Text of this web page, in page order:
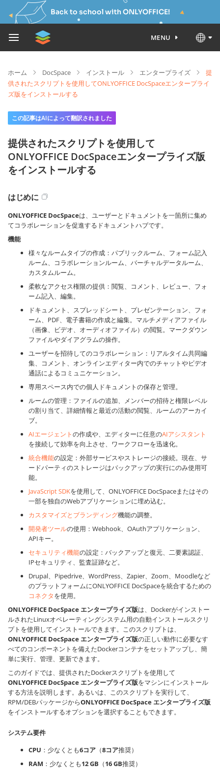
Back to school with ONLYOFFICE!
MENU
ホーム DocSpace インストール エンタープライズ
提
供されたスクリプトを使用してONLYOFFICE DocSpaceエンタープライ
ズ版をインストールする
この記事はAIによって翻訳されました
提供されたスクリプトを使用して
ONLYOFFICE DocSpaceエンタープライズ版
をインストールする
はじめに
ONLYOFFICE DocSpaceは、ユーザーとドキュメントを一箇所に集め
てコラボレーションを促進するドキュメントハブです。
機能
様々なルームタイプの作成：パブリックルーム、フォーム記入
ルーム、コラボレーションルーム、バーチャルデータルーム、
カスタムルーム。
柔軟なアクセス権限の提供：閲覧、コメント、レビュー、フォ
ーム記入、編集。
ドキュメント、スプレッドシート、プレゼンテーション、フォ
ーム、PDF、電子書籍の作成と編集。マルチメディアファイル
（画像、ビデオ、オーディオファイル）の閲覧。マークダウン
ファイルやダイアグラムの操作。
ユーザーを招待してのコラボレーション：リアルタイム共同編
集、コメント、オンラインエディター内でのチャットやビデオ
通話によるコミュニケーション。
専用スペース内での個人ドキュメントの保存と管理。
ルームの管理：ファイルの追加、メンバーの招待と権限レベル
の割り当て、詳細情報と最近の活動の閲覧、ルームのアーカイ
ブ。
AIエージェントの作成や、エディターに任意のAIアシスタント
を接続して効率を向上させ、ワークフローを迅速化。
統合機能の設定：外部サービスやストレージの接続。現在、サ
ードパーティのストレージはバックアップの実行にのみ使用可
能。
JavaScript SDKを使用して、ONLYOFFICE DocSpaceまたはその
一部を独自のWebアプリケーションに埋め込む。
カスタマイズとブランディング機能の調整。
開発者ツールの使用：Webhook、OAuthアプリケーション、
APIキー。
セキュリティ機能の設定：バックアップと復元、二要素認証、
IPセキュリティ、監査証跡など。
Drupal、Pipedrive、WordPress、Zapier、Zoom、Moodleなど
のプラットフォームにONLYOFFICE DocSpaceを統合するための
コネクタを使用。
ONLYOFFICE DocSpace エンタープライズ版は、Dockerがインストー
ルされたLinuxオペレーティングシステム用の自動インストールスクリ
プトを使用してインストールできます。このスクリプトは、
ONLYOFFICE DocSpace エンタープライズ版の正しい動作に必要なす
べてのコンポーネントを備えたDockerコンテナをセットアップし、簡
単に実行、管理、更新できます。
このガイドでは、提供されたDockerスクリプトを使用して
ONLYOFFICE DocSpace エンタープライズ版をマシンにインストール
する方法を説明します。あるいは、このスクリプトを実行して、
RPM/DEBパッケージからONLYOFFICE DocSpace エンタープライズ版
をインストールするオプションを選択することもできます。
システム要件
CPU ：少なくとも6コア （8コア推奨）
RAM ：少なくとも12 GB （16 GB推奨）